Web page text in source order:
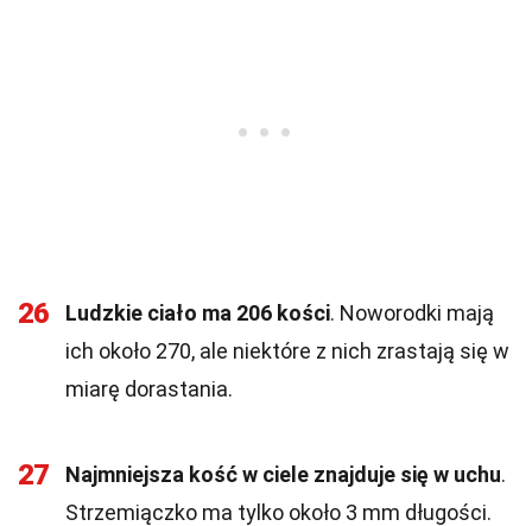
26 Ludzkie ciało ma 206 kości. Noworodki mają
ich około 270, ale niektóre z nich zrastają się w
miarę dorastania.
27 Najmniejsza kość w ciele znajduje się w uchu.
Strzemiączko ma tylko około 3 mm długości.